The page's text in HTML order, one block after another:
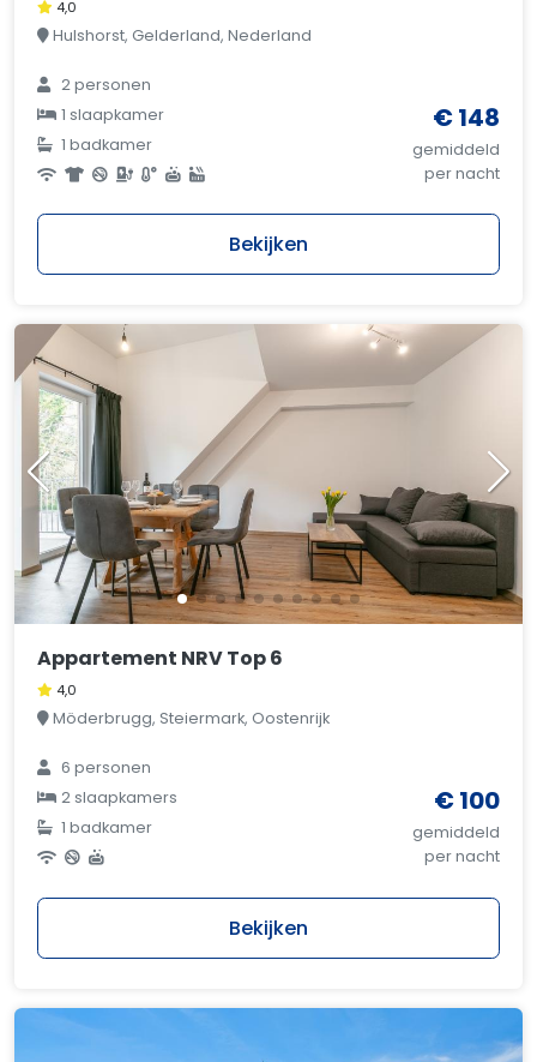
4,0
Hulshorst, Gelderland, Nederland
2 personen
1 slaapkamer
1 badkamer
€ 148
gemiddeld
per nacht
Bekijken
Appartement NRV Top 6
4,0
Möderbrugg, Steiermark, Oostenrijk
6 personen
2 slaapkamers
1 badkamer
€ 100
gemiddeld
per nacht
Bekijken